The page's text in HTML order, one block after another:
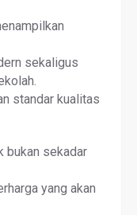
sekaligus
standar kualitas
bukan sekadar
yang akan